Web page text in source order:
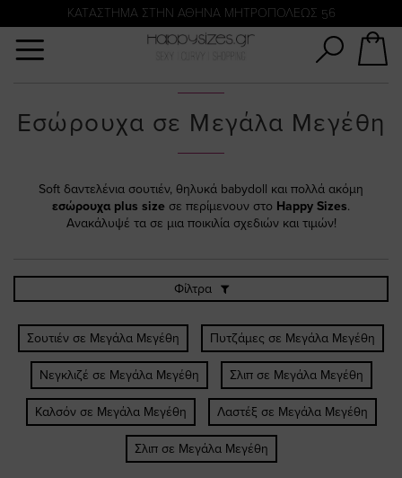
KATΑΣΤΗΜΑ ΣΤΗΝ ΑΘΗΝΑ ΜΗΤΡΟΠΟΛΕΩΣ 56
Εσώρουχα σε Μεγάλα Μεγέθη
Soft δαντελένια σουτιέν, θηλυκά babydoll και πολλά ακόμη
εσώρουχα plus size σε περίμενουν στο Happy Sizes.
Ανακάλυψέ τα σε μια ποικιλία σχεδιών και τιμών!
Φίλτρα
Σουτιέν σε Μεγάλα Μεγέθη Πυτζάμες σε Μεγάλα Μεγέθη
Νεγκλιζέ σε Μεγάλα Μεγέθη Σλιπ σε Μεγάλα Μεγέθη
Καλσόν σε Μεγάλα Μεγέθη Λαστέξ σε Μεγάλα Μεγέθη
Σλιπ σε Μεγάλα Μεγέθη
Αναζήτηση